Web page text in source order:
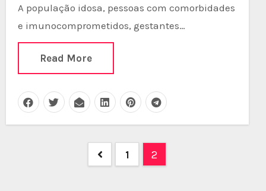
A população idosa, pessoas com comorbidades
e imunocomprometidos, gestantes…
Read More
pagination
1 2